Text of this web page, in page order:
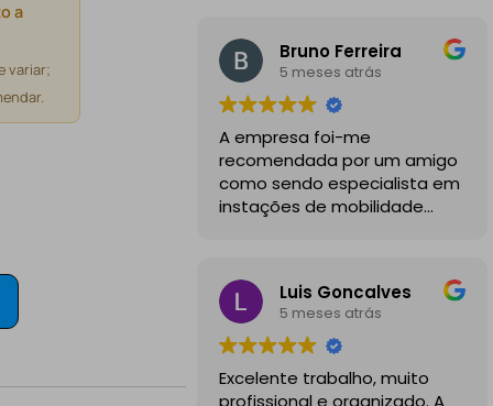
a
variar;
Bruno Ferreira
5 meses atrás
A empresa foi-me
recomendada por um amigo
como sendo especialista em
instações de mobilidade
profissionais, comunicativos e
disponiveis para todas as
minhas dúvidas.
A instalação de tomada
reforçada em garagem
Luis Goncalves
5 meses atrás
Excelente trabalho, muito
profissional e organizado. A